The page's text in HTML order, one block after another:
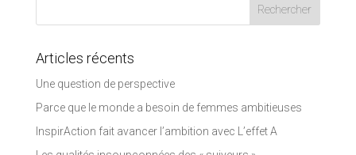
Articles récents
Une question de perspective
Parce que le monde a besoin de femmes ambitieuses
InspirAction fait avancer l’ambition avec L’effet A